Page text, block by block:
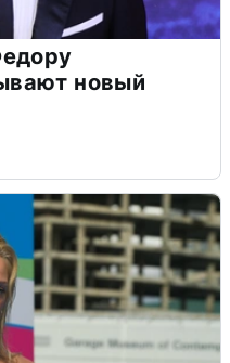
новый